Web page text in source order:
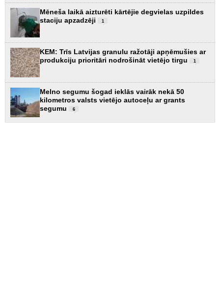
Mēneša laikā aizturēti kārtējie degvielas uzpildes
staciju apzadzēji
1
KEM: Trīs Latvijas granulu ražotāji apņēmušies ar
produkciju prioritāri nodrošināt vietējo tirgu
1
Melno segumu šogad ieklās vairāk nekā 50
kilometros valsts vietējo autoceļu ar grants
segumu
6